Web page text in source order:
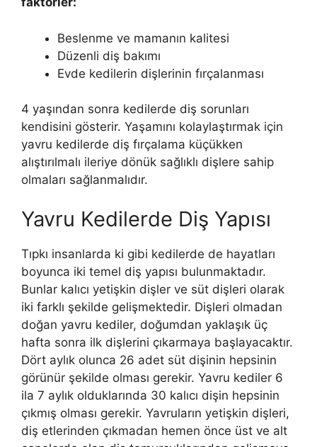
Beslenme ve mamanın kalitesi
Düzenli diş bakımı
Evde kedilerin dişlerinin fırçalanması
4 yaşından sonra kedilerde diş sorunları
kendisini gösterir. Yaşamını kolaylaştırmak için
yavru kedilerde diş fırçalama küçükken
alıştırılmalı ileriye dönük sağlıklı dişlere sahip
olmaları sağlanmalıdır.
Yavru Kedilerde Diş Yapısı
Tıpkı insanlarda ki gibi kedilerde de hayatları
boyunca iki temel diş yapısı bulunmaktadır.
Bunlar kalıcı yetişkin dişler ve süt dişleri olarak
iki farklı şekilde gelişmektedir. Dişleri olmadan
doğan yavru kediler, doğumdan yaklaşık üç
hafta sonra ilk dişlerini çıkarmaya başlayacaktır.
Dört aylık olunca 26 adet süt dişinin hepsinin
görünür şekilde olması gerekir. Yavru kediler 6
ila 7 aylık olduklarında 30 kalıcı dişin hepsinin
çıkmış olması gerekir. Yavruların yetişkin dişleri,
diş etlerinden çıkmadan hemen önce üst ve alt